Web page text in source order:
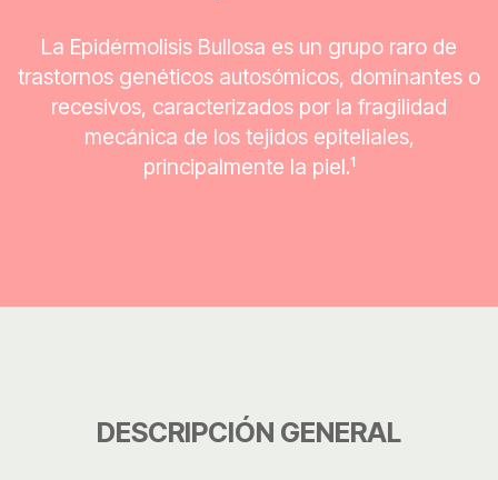
La Epidérmolisis Bullosa es un grupo raro de
trastornos genéticos autosómicos, dominantes o
recesivos, caracterizados por la fragilidad
mecánica de los tejidos epiteliales,
principalmente la piel.¹
DESCRIPCIÓN GENERAL